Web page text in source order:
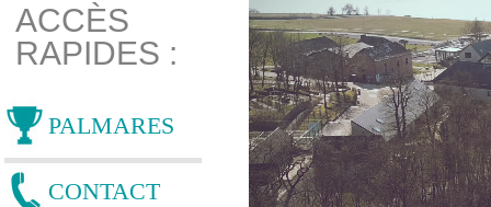
ACCÈS
RAPIDES :
PALMARES
CONTACT